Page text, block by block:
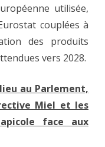
utilisée,
couplées à
des produits
vers 2028.
au Parlement,
Miel et les
face aux